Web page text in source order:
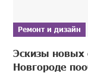
Ремонт и дизайн
Эскизы новых
Новгороде